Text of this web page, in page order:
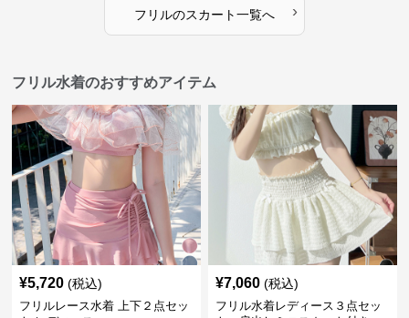
フリルのスカート一覧へ ›
フリル水着のおすすめアイテム
¥5,720 (税込)
フリルレース水着 上下２点セッ
¥7,060 (税込)
フリル水着レディース３点セッ